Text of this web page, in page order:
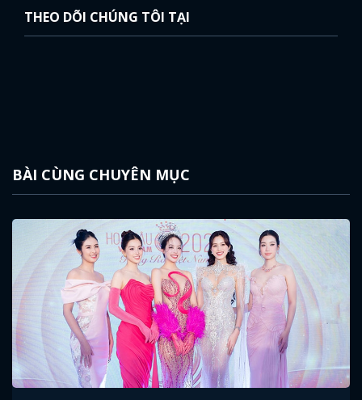
THEO DÕI CHÚNG TÔI TẠI
BÀI CÙNG CHUYÊN MỤC